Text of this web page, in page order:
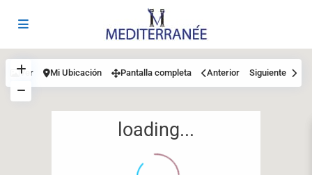
loading...
Ver Mi Ubicación Pantalla completa Anterior Siguiente